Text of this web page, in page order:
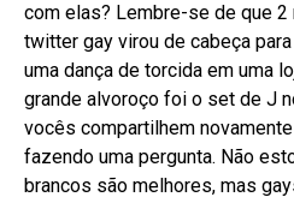
com elas? Lembre-se de que
twitter gay virou de cabeça
uma dança de torcida em uma
grande alvoroço foi o set de J
vocês compartilhem
fazendo uma pergunta. Não
brancos são melhores, mas